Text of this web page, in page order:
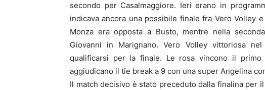
secondo per Casalmaggiore. Ieri erano in
indicava ancora una possibile finale fra Vero Volley
Monza era opposta a Busto, mentre nella
Giovanni in Marignano. Vero Volley vittoriosa
qualificarsi per la finale. Le rosa vincono il
aggiudicano il tie break a 9 con una super Angelina
Il match decisivo è stato preceduto dalla finalina per